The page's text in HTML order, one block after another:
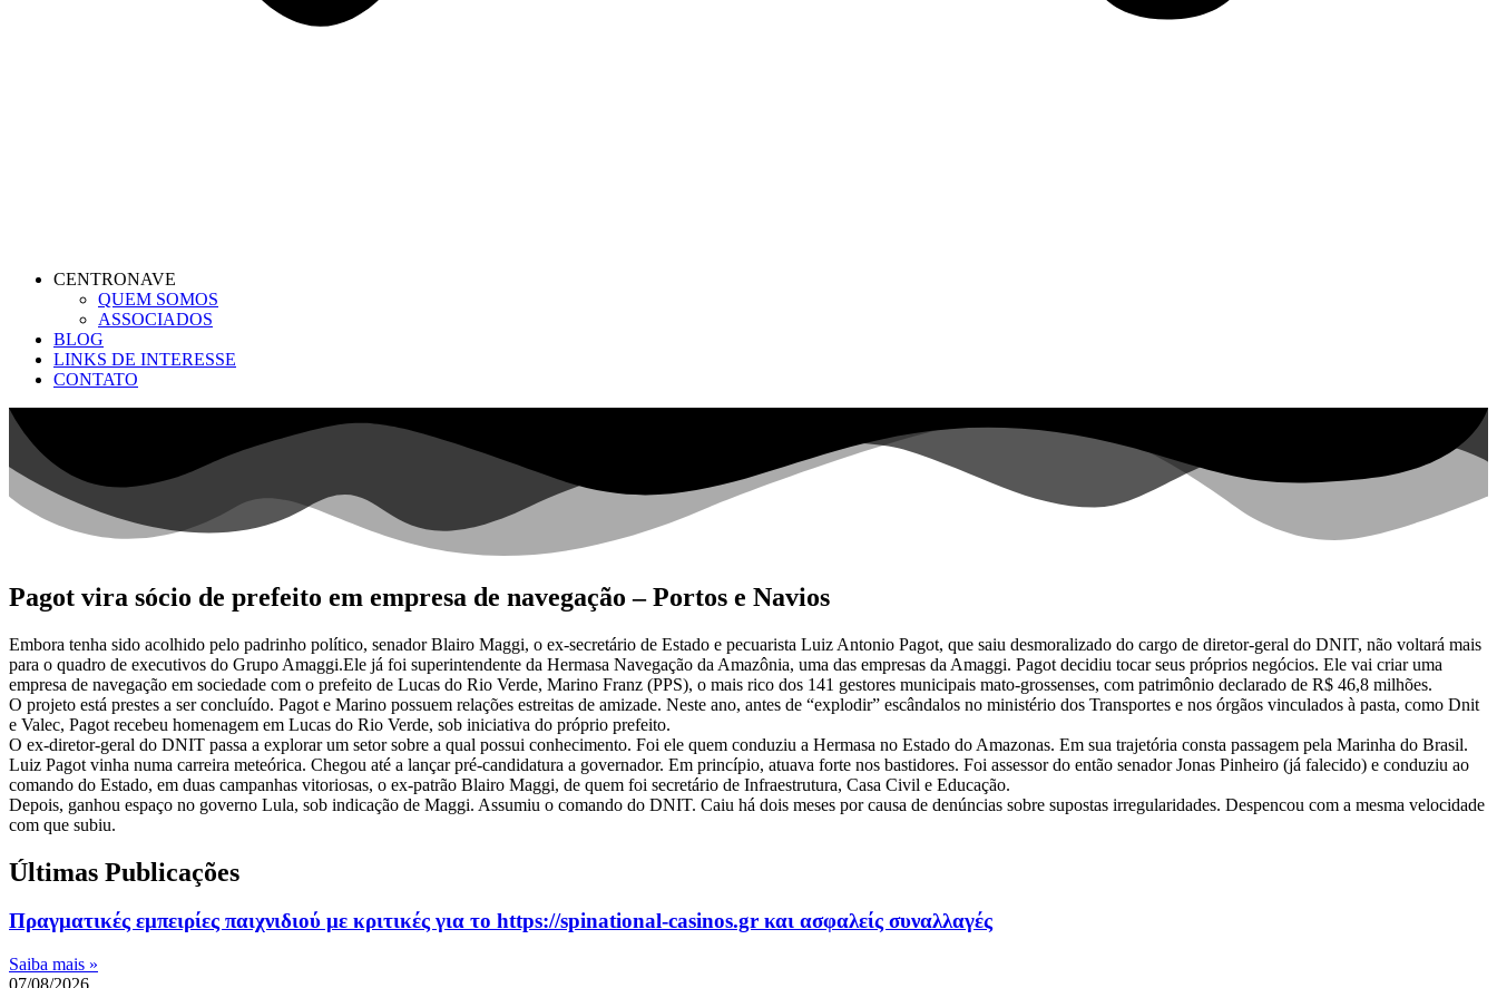
CENTRONAVE
QUEM SOMOS
ASSOCIADOS
BLOG
LINKS DE INTERESSE
CONTATO
Pagot vira sócio de prefeito em empresa de navegação – Portos e Navios
Embora tenha sido acolhido pelo padrinho político, senador Blairo Maggi, o ex-secretário de Estado e pecuarista Luiz Antonio Pagot, que saiu desmoralizado do cargo de diretor-geral do DNIT, não voltará mais
para o quadro de executivos do Grupo Amaggi.Ele já foi superintendente da Hermasa Navegação da Amazônia, uma das empresas da Amaggi. Pagot decidiu tocar seus próprios negócios. Ele vai criar uma
empresa de navegação em sociedade com o prefeito de Lucas do Rio Verde, Marino Franz (PPS), o mais rico dos 141 gestores municipais mato-grossenses, com patrimônio declarado de R$ 46,8 milhões.
O projeto está prestes a ser concluído. Pagot e Marino possuem relações estreitas de amizade. Neste ano, antes de “explodir” escândalos no ministério dos Transportes e nos órgãos vinculados à pasta, como Dnit
e Valec, Pagot recebeu homenagem em Lucas do Rio Verde, sob iniciativa do próprio prefeito.
O ex-diretor-geral do DNIT passa a explorar um setor sobre a qual possui conhecimento. Foi ele quem conduziu a Hermasa no Estado do Amazonas. Em sua trajetória consta passagem pela Marinha do Brasil.
Luiz Pagot vinha numa carreira meteórica. Chegou até a lançar pré-candidatura a governador. Em princípio, atuava forte nos bastidores. Foi assessor do então senador Jonas Pinheiro (já falecido) e conduziu ao
comando do Estado, em duas campanhas vitoriosas, o ex-patrão Blairo Maggi, de quem foi secretário de Infraestrutura, Casa Civil e Educação.
Depois, ganhou espaço no governo Lula, sob indicação de Maggi. Assumiu o comando do DNIT. Caiu há dois meses por causa de denúncias sobre supostas irregularidades. Despencou com a mesma velocidade
com que subiu.
Últimas Publicações
Πραγματικές εμπειρίες παιχνιδιού με κριτικές για το https://spinational-casinos.gr και ασφαλείς συναλλαγές
Saiba mais »